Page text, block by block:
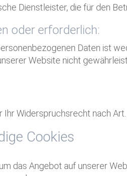
Dienstleister, die für den
oder erforderlich:
Daten ist
Website nicht
Widerspruchsrecht nach
Cookies
das Angebot auf unserer